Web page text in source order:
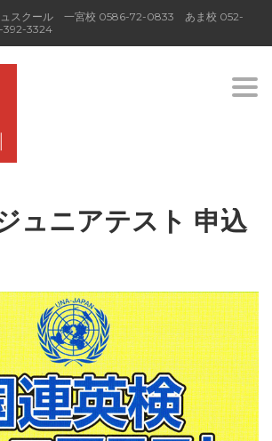
スクール 一宮校 0586-72-0833 あま校 052-
392-3324
ュニアテスト 申込